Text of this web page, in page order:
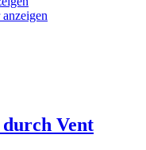
Vent